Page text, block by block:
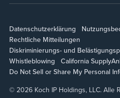
Datenschutzerklärung
Rechtliche Mitteilungen
Diskriminierungs- und
Whistleblowing
California Supply
Do Not Sell or Share My Personal
© 2026 Koch IP Holdings, LLC. Alle